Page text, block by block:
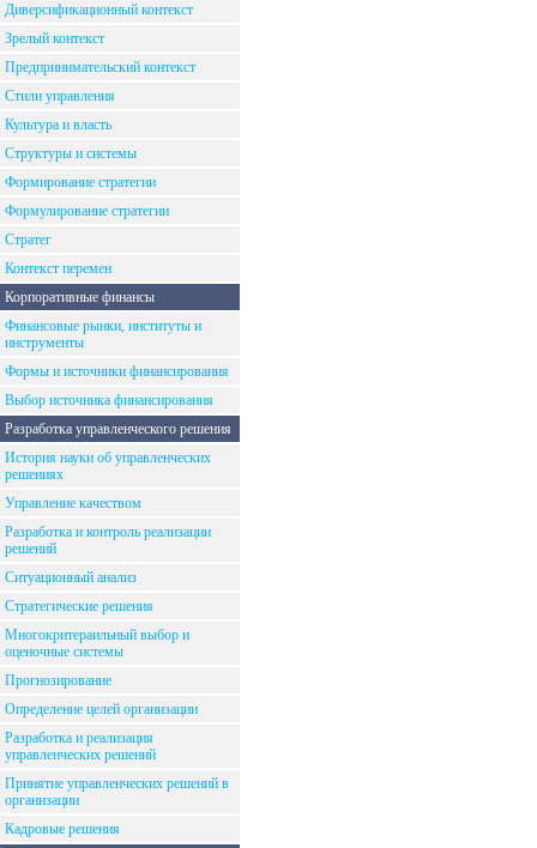
Диверсификационный контекст
Зрелый контекст
Предпринимательский контекст
Стили управления
Культура и власть
Структуры и системы
Формирование стратегии
Формулирование стратегии
Стратег
Контекст перемен
Корпоративные финансы
Финансовые рынки, институты и
инструменты
Формы и источники финансирования
Выбор источника финансирования
Разработка управленческого решения
История науки об управленческих
решениях
Управление качеством
Разработка и контроль реализации
решений
Ситуационный анализ
Стратегические решения
Многокритераильный выбор и
оценочные системы
Прогнозирование
Определение целей организации
Разработка и реализация
управленческих решений
Принятие управленческих решений в
организации
Кадровые решения